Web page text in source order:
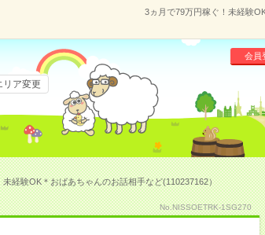
3ヵ月で79万円稼ぐ！未経験
会員
リア変更
経験OK＊おばあちゃんのお話相手など(110237162）
No.NISSOETRK-1SG270